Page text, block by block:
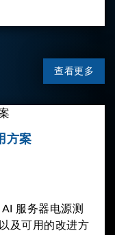
查看更多
方案
服务器电源测
及可用的改进方